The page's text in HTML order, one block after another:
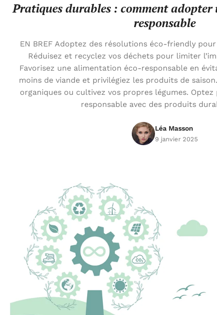
Pratiques durables : comment adopter
responsable
EN BREF Adoptez des résolutions éco-friendly
Réduisez et recyclez vos déchets pour limiter
Favorisez une alimentation éco-responsable en
moins de viande et privilégiez les produits de
organiques ou cultivez vos propres légumes.
responsable avec des produits
Léa Masson
9 janvier 2025